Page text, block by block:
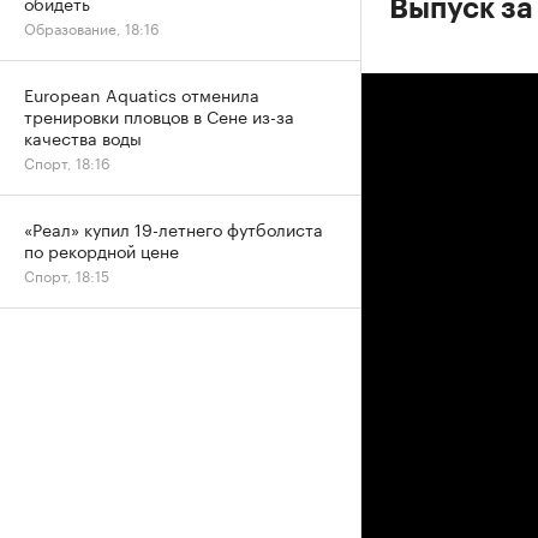
Выпуск
Образование, 18:16
European Aquatics отменила
тренировки пловцов в Сене из-за
качества воды
Спорт, 18:16
«Реал» купил 19-летнего футболиста
по рекордной цене
Спорт, 18:15